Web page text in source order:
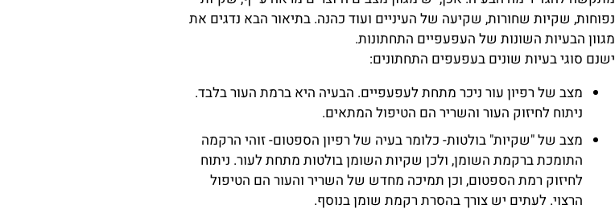
נפוחות, שקיות שחורות, שקיעה של העיניים ועוד כהנה. בתיאור הבא נדגים את
מגוון הבעיות השונות של העפעפיים התחתונות.
ישנם סוגי בעיות שונים בעפעפים התחתונים:
מצב של רפיון עור ניכר מתחת לעפעפיים. הבעיה היא ברמת העור בלבד.
ניתוח לחיזוק העור והשריר הם הטיפול המתאים.
מצב של "שקיות" בולטות- כלומר בעיה של רפיון הספטום- זוהי הרקמה
התומכת ברקמת השומן, ולכן שקיות השומן בולטות מתחת לעור. ניתוח
לחיזוק רמת הספטום, וכן תמיכה מחדש של השריר והעור הם הטיפול
הרצוי. לעתים יש צורך בהסרת רקמת שומן בנוסף.